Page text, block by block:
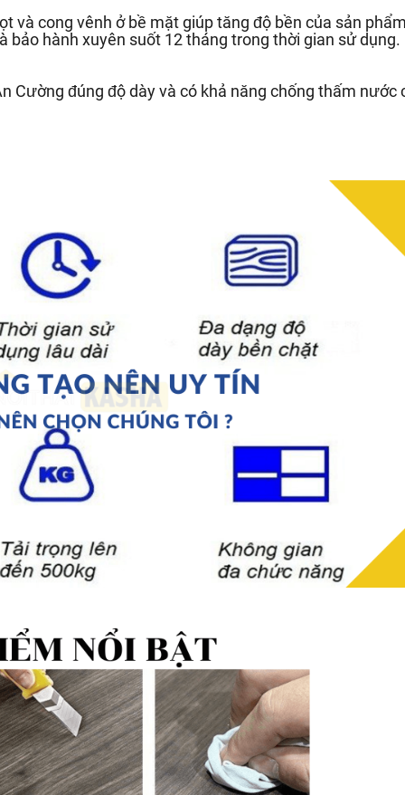
cong vênh ở bề mặt giúp tăng độ bền của sản
hành xuyên suốt 12 tháng trong thời gian sử dụng.
đúng độ dày và có khả năng chống thấm nước